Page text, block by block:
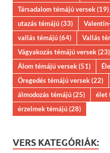
Társadalom témájú versek(19)
utazás témájú(33)
vallás témájú(64) Vallás
Vágyakozás témájú versek(23)
Álom témájú versek(51)
Öregedés témájú versek(22)
álmodozás témájú(25) élet
érzelmek témájú(28)
VERS KATEGÓRIÁK: